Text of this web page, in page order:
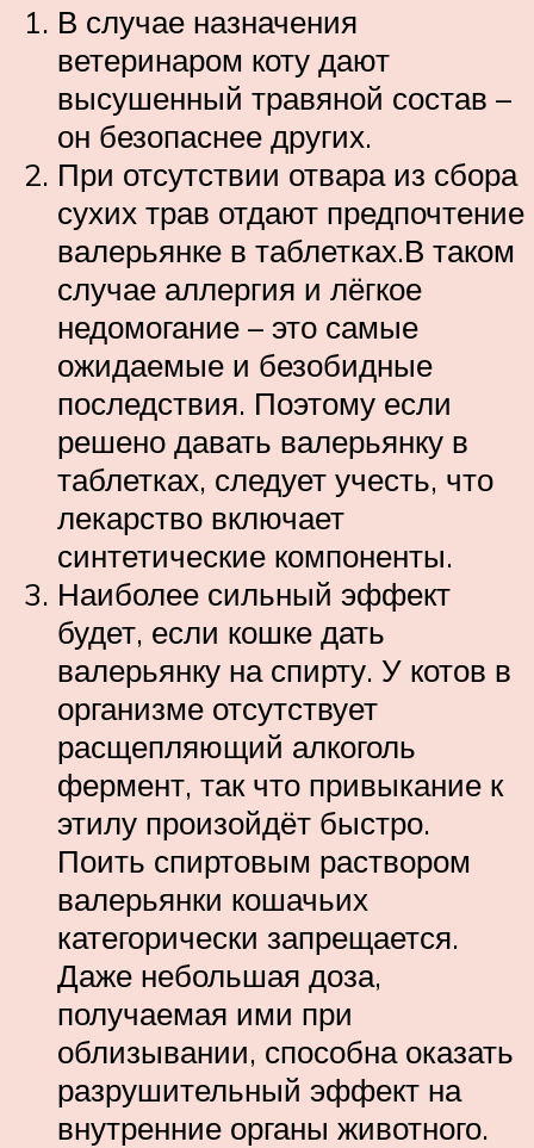
В случае назначения
ветеринаром коту дают
высушенный травяной состав –
он безопаснее других.
При отсутствии отвара из сбора
сухих трав отдают предпочтение
валерьянке в таблетках.В таком
случае аллергия и лёгкое
недомогание – это самые
ожидаемые и безобидные
последствия. Поэтому если
решено давать валерьянку в
таблетках, следует учесть, что
лекарство включает
синтетические компоненты.
Наиболее сильный эффект
будет, если кошке дать
валерьянку на спирту. У котов в
организме отсутствует
расщепляющий алкоголь
фермент, так что привыкание к
этилу произойдёт быстро.
Поить спиртовым раствором
валерьянки кошачьих
категорически запрещается.
Даже небольшая доза,
получаемая ими при
облизывании, способна оказать
разрушительный эффект на
внутренние органы животного.